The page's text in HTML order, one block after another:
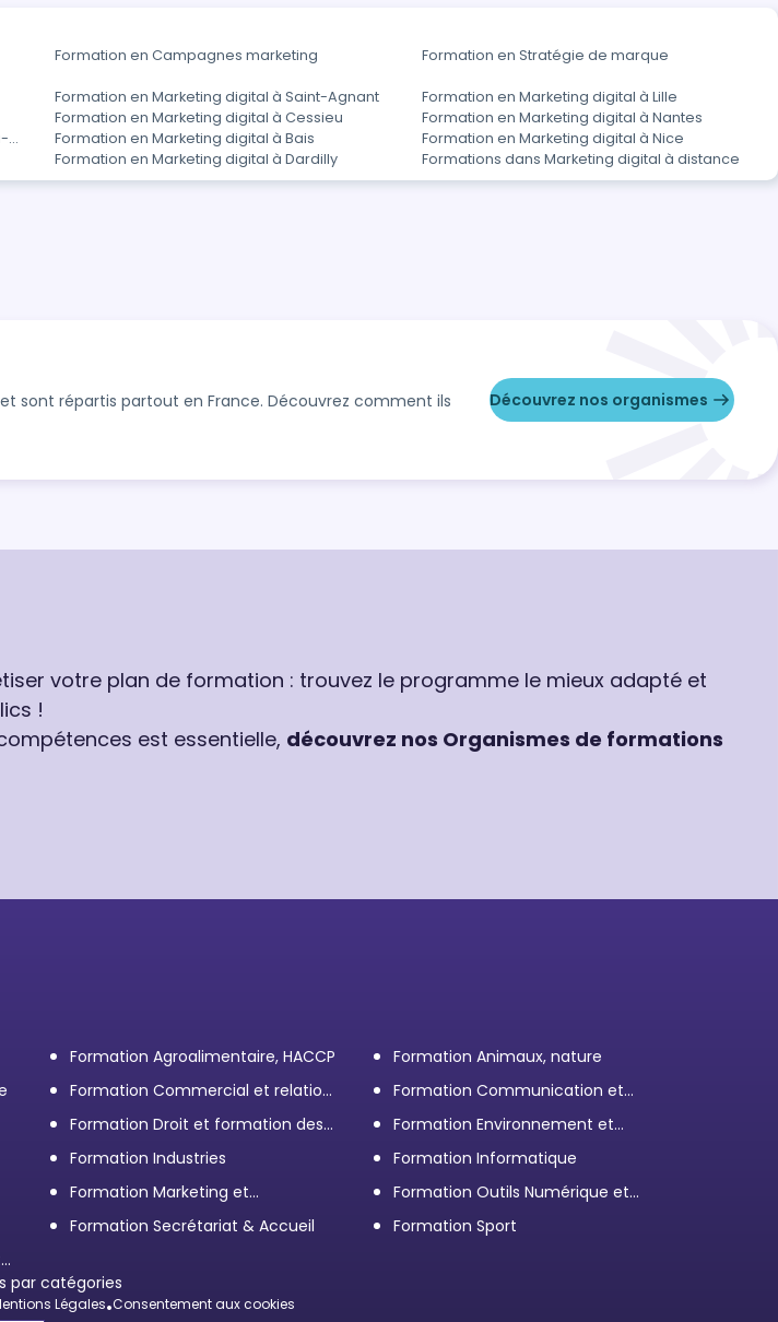
Formation en Campagnes marketing
Formation en Stratégie de marque
Formation en Marketing digital à Saint-Agnant
Formation en Marketing digital à Lille
Formation en Marketing digital à Cessieu
Formation en Marketing digital à Nantes
Formation en Marketing digital à Bais
Formation en Marketing digital à Nice
Formation en Marketing digital à Dardilly Formations dans Marketing digital à distance
sont répartis partout en France. Découvrez comment ils
Découvrez nos organismes
votre plan de formation : trouvez le programme le mieux adapté et
!
est essentielle, découvrez nos Organismes de formations
Formation Agroalimentaire, HACCP
Formation Animaux, nature
Formation Commercial et relation
client
Formation Communication et
efficacité personnelle et
professionnelle
Formation Droit et formation des
Élus
Formation Environnement et
démarche RSE
Formation Industries
Formation Informatique
Formation Marketing et
Communication d'entreprise
Formation Outils Numérique et
Bureautique
Formation Secrétariat & Accueil
Formation Sport
par catégories
Légales•Consentement aux cookies